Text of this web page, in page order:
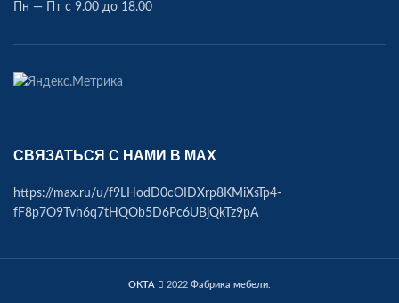
Пн — Пт с 9.00 до 18.00
СВЯЗАТЬСЯ С НАМИ В МАХ
https://max.ru/u/f9LHodD0cOIDXrp8KMiXsTp4-
fF8p7O9Tvh6q7tHQOb5D6Pc6UBjQkTz9pA
OKTA 2022 Фабрика мебели